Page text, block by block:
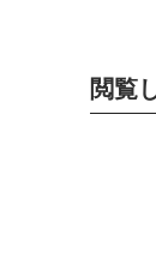
閲覧